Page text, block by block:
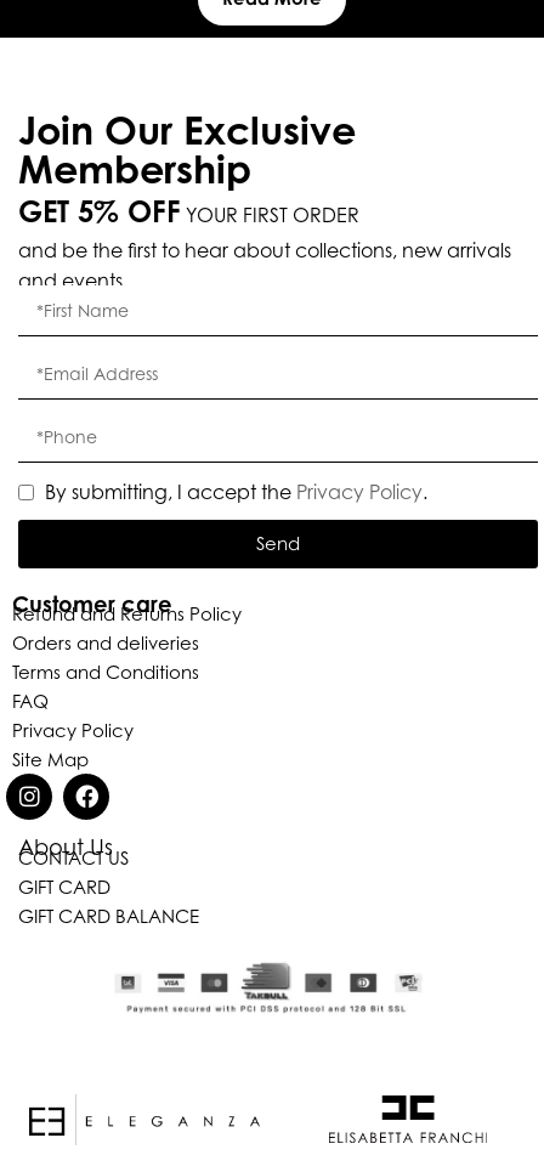
About Us
CONTACT US
GIFT CARD
GIFT CARD BALANCE
Customer care
Refund and Returns Policy
Orders and deliveries
Terms and Conditions
FAQ
Privacy Policy
Site Map
Join Our Exclusive
Membership
GET 5% OFF YOUR FIRST ORDER
and be the first to hear about collections, new arrivals
and events.
By submitting, I accept the Privacy Policy.
Send
היישלום, ברוכה הבאה ל-ELEGANZA -